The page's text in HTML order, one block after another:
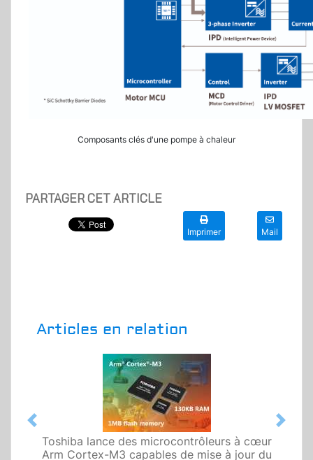
Composants clés d'une pompe à chaleur
PARTAGER CET ARTICLE
Imprimer Mail
Articles en relation
Toshiba lance des microcontrôleurs à cœur
Arm Cortex-M3 capables de mise à jour du
Previous